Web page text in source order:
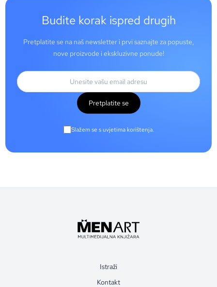
Budite korak ispred drugih
Pretplatite se na naš newsletter i prvi saznajte za popuste,
nove proizvode i ekskluzivne ponude!
Pretplatite se
Slažem se s uvjetima korištenja.
Istraži
Kontakt